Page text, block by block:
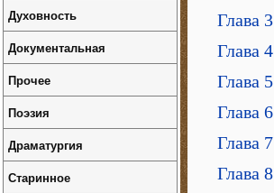
Глава 3
Глава 4
Глава 5
Глава 6
Глава 7
Глава 8
Духовность
Документальная
Прочее
Поэзия
Драматургия
Старинное